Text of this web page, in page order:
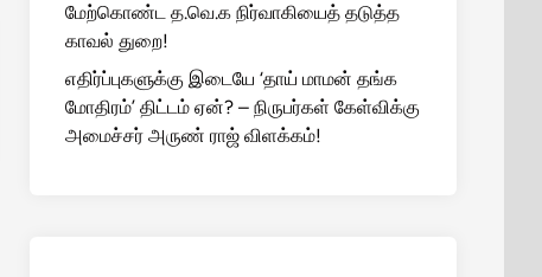
மேற்கொண்ட த.வெ.க நிர்வாகியைத் தடுத்த
காவல் துறை!
எதிர்ப்புகளுக்கு இடையே ‘தாய் மாமன் தங்க
மோதிரம்’ திட்டம் ஏன்? – நிருபர்கள் கேள்விக்கு
அமைச்சர் அருண் ராஜ் விளக்கம்!